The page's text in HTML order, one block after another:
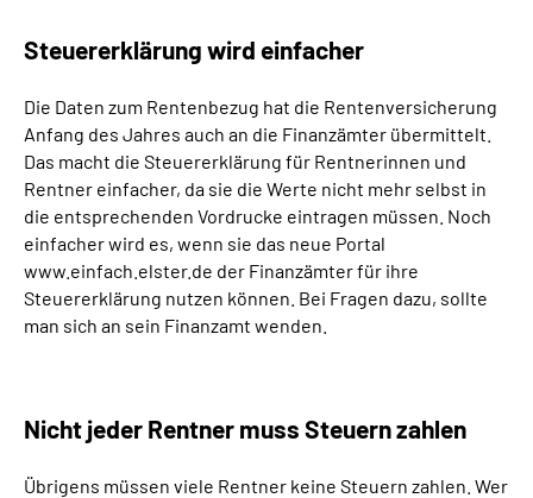
Steuererklärung wird einfacher
Die Daten zum Rentenbezug hat die Rentenversicherung
Anfang des Jahres auch an die Finanzämter übermittelt.
Das macht die Steuererklärung für Rentnerinnen und
Rentner einfacher, da sie die Werte nicht mehr selbst in
die entsprechenden Vordrucke eintragen müssen. Noch
einfacher wird es, wenn sie das neue Portal
www.einfach.elster.de der Finanzämter für ihre
Steuererklärung nutzen können. Bei Fragen dazu, sollte
man sich an sein Finanzamt wenden.
Nicht jeder Rentner muss Steuern zahlen
Übrigens müssen viele Rentner keine Steuern zahlen. Wer